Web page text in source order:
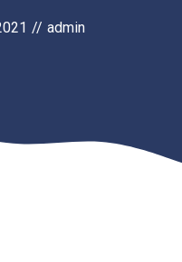
// admin